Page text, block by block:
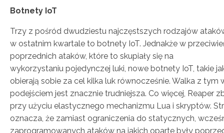
Botnety IoT
Trzy z pośród dwudziestu najczęstszych rodzajów
w ostatnim kwartale to botnety IoT. Jednakże w
poprzednich ataków, które to skupiały się na
wykorzystaniu pojedynczej luki, nowe botnety IoT, takie
obierają sobie za cel kilka luk równocześnie. Walka z tym
podejściem jest znacznie trudniejsza. Co więcej, Reaper
przy użyciu elastycznego mechanizmu Lua i skryptów.
oznacza, że zamiast ograniczenia do statycznych,
zaprogramowanych ataków na jakich oparte były